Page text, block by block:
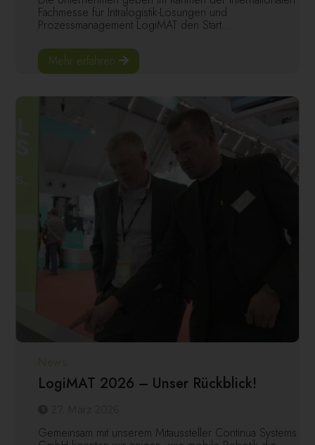
Fachmesse für Intralogistik-Lösungen und
Prozessmanagement LogiMAT den Start...
Mehr erfahren
News
LogiMAT 2026 – Unser Rückblick!
Gemeinsam mit unserem Mitaussteller Continua Systems